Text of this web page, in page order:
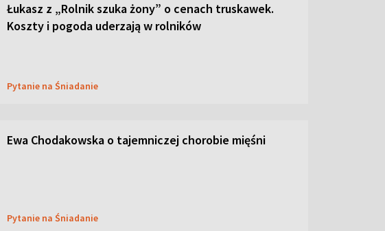
Łukasz z „Rolnik szuka żony” o cenach truskawek.
Koszty i pogoda uderzają w rolników
Pytanie na Śniadanie
Ewa Chodakowska o tajemniczej chorobie mięśni
Pytanie na Śniadanie